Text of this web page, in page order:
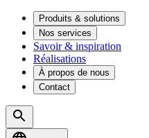
Produits & solutions
Nos services
Savoir & inspiration
Réalisations
À propos de nous
Contact